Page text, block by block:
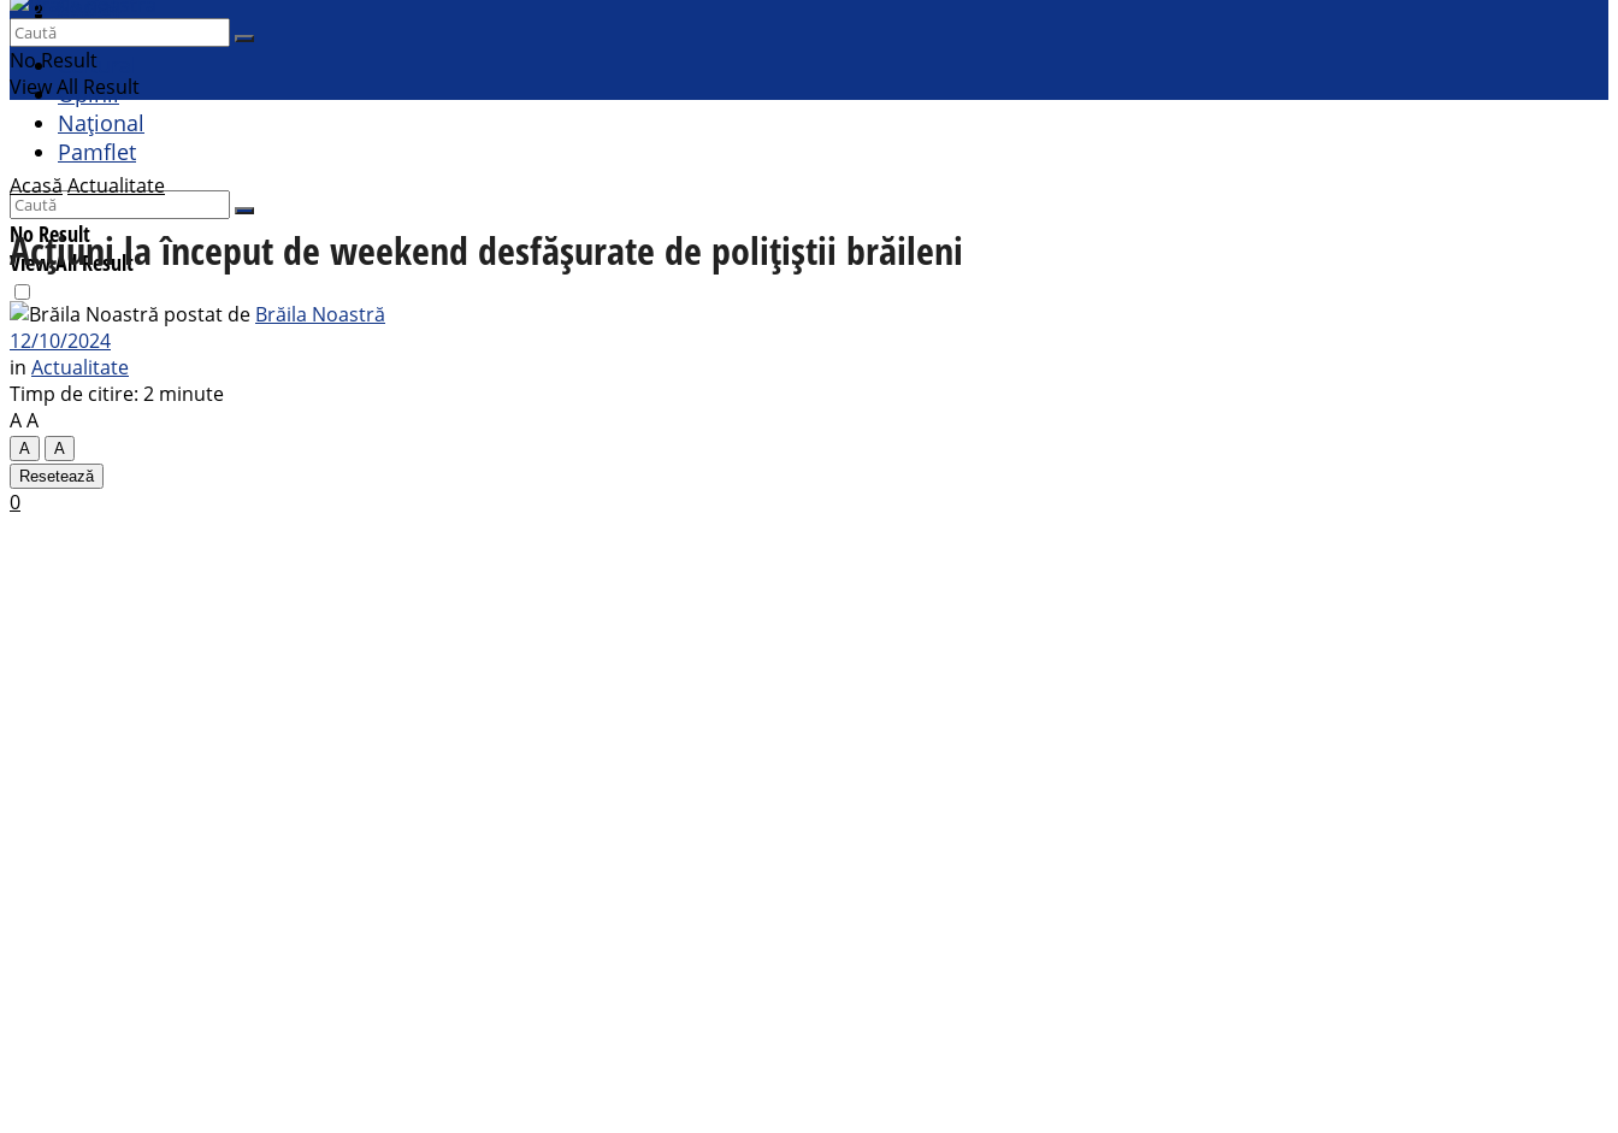
Contact
Cultural
Opinii
Național
Pamflet
No Result
View All Result
No Result
View All Result
AcasăActualitate
Acțiuni la început de weekend desfășurate de polițiștii brăileni
postat de Brăila Noastră
12/10/2024
in Actualitate
Timp de citire: 2 minute
AA
A
A
Resetează
0